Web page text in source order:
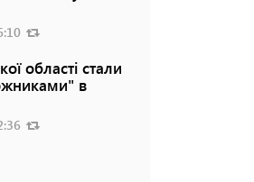
області стали
в